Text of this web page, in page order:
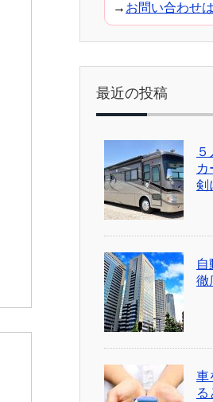
→ お問い合わせ
最近の投稿
カ
剣
自
徹
車
る